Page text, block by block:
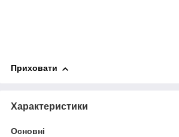
Приховати
Характеристики
Основні